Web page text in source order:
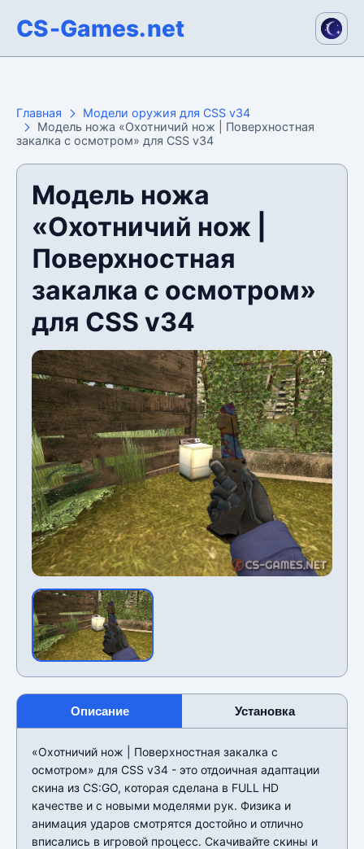
CS-Games.net
Главная
Модели оружия для CSS v34
Модель ножа «Охотничий нож | Поверхностная
закалка с осмотром» для CSS v34
Модель ножа
«Охотничий нож |
Поверхностная
закалка с осмотром»
для CSS v34
Описание Установка
«Охотничий нож | Поверхностная закалка с
осмотром» для CSS v34 - это отдоичная адаптации
скина из CS:GO, которая сделана в FULL HD
качестве и с новыми моделями рук. Физика и
анимация ударов смотрятся достойно и отлично
вписались в игровой процесс. Скачивайте скины и